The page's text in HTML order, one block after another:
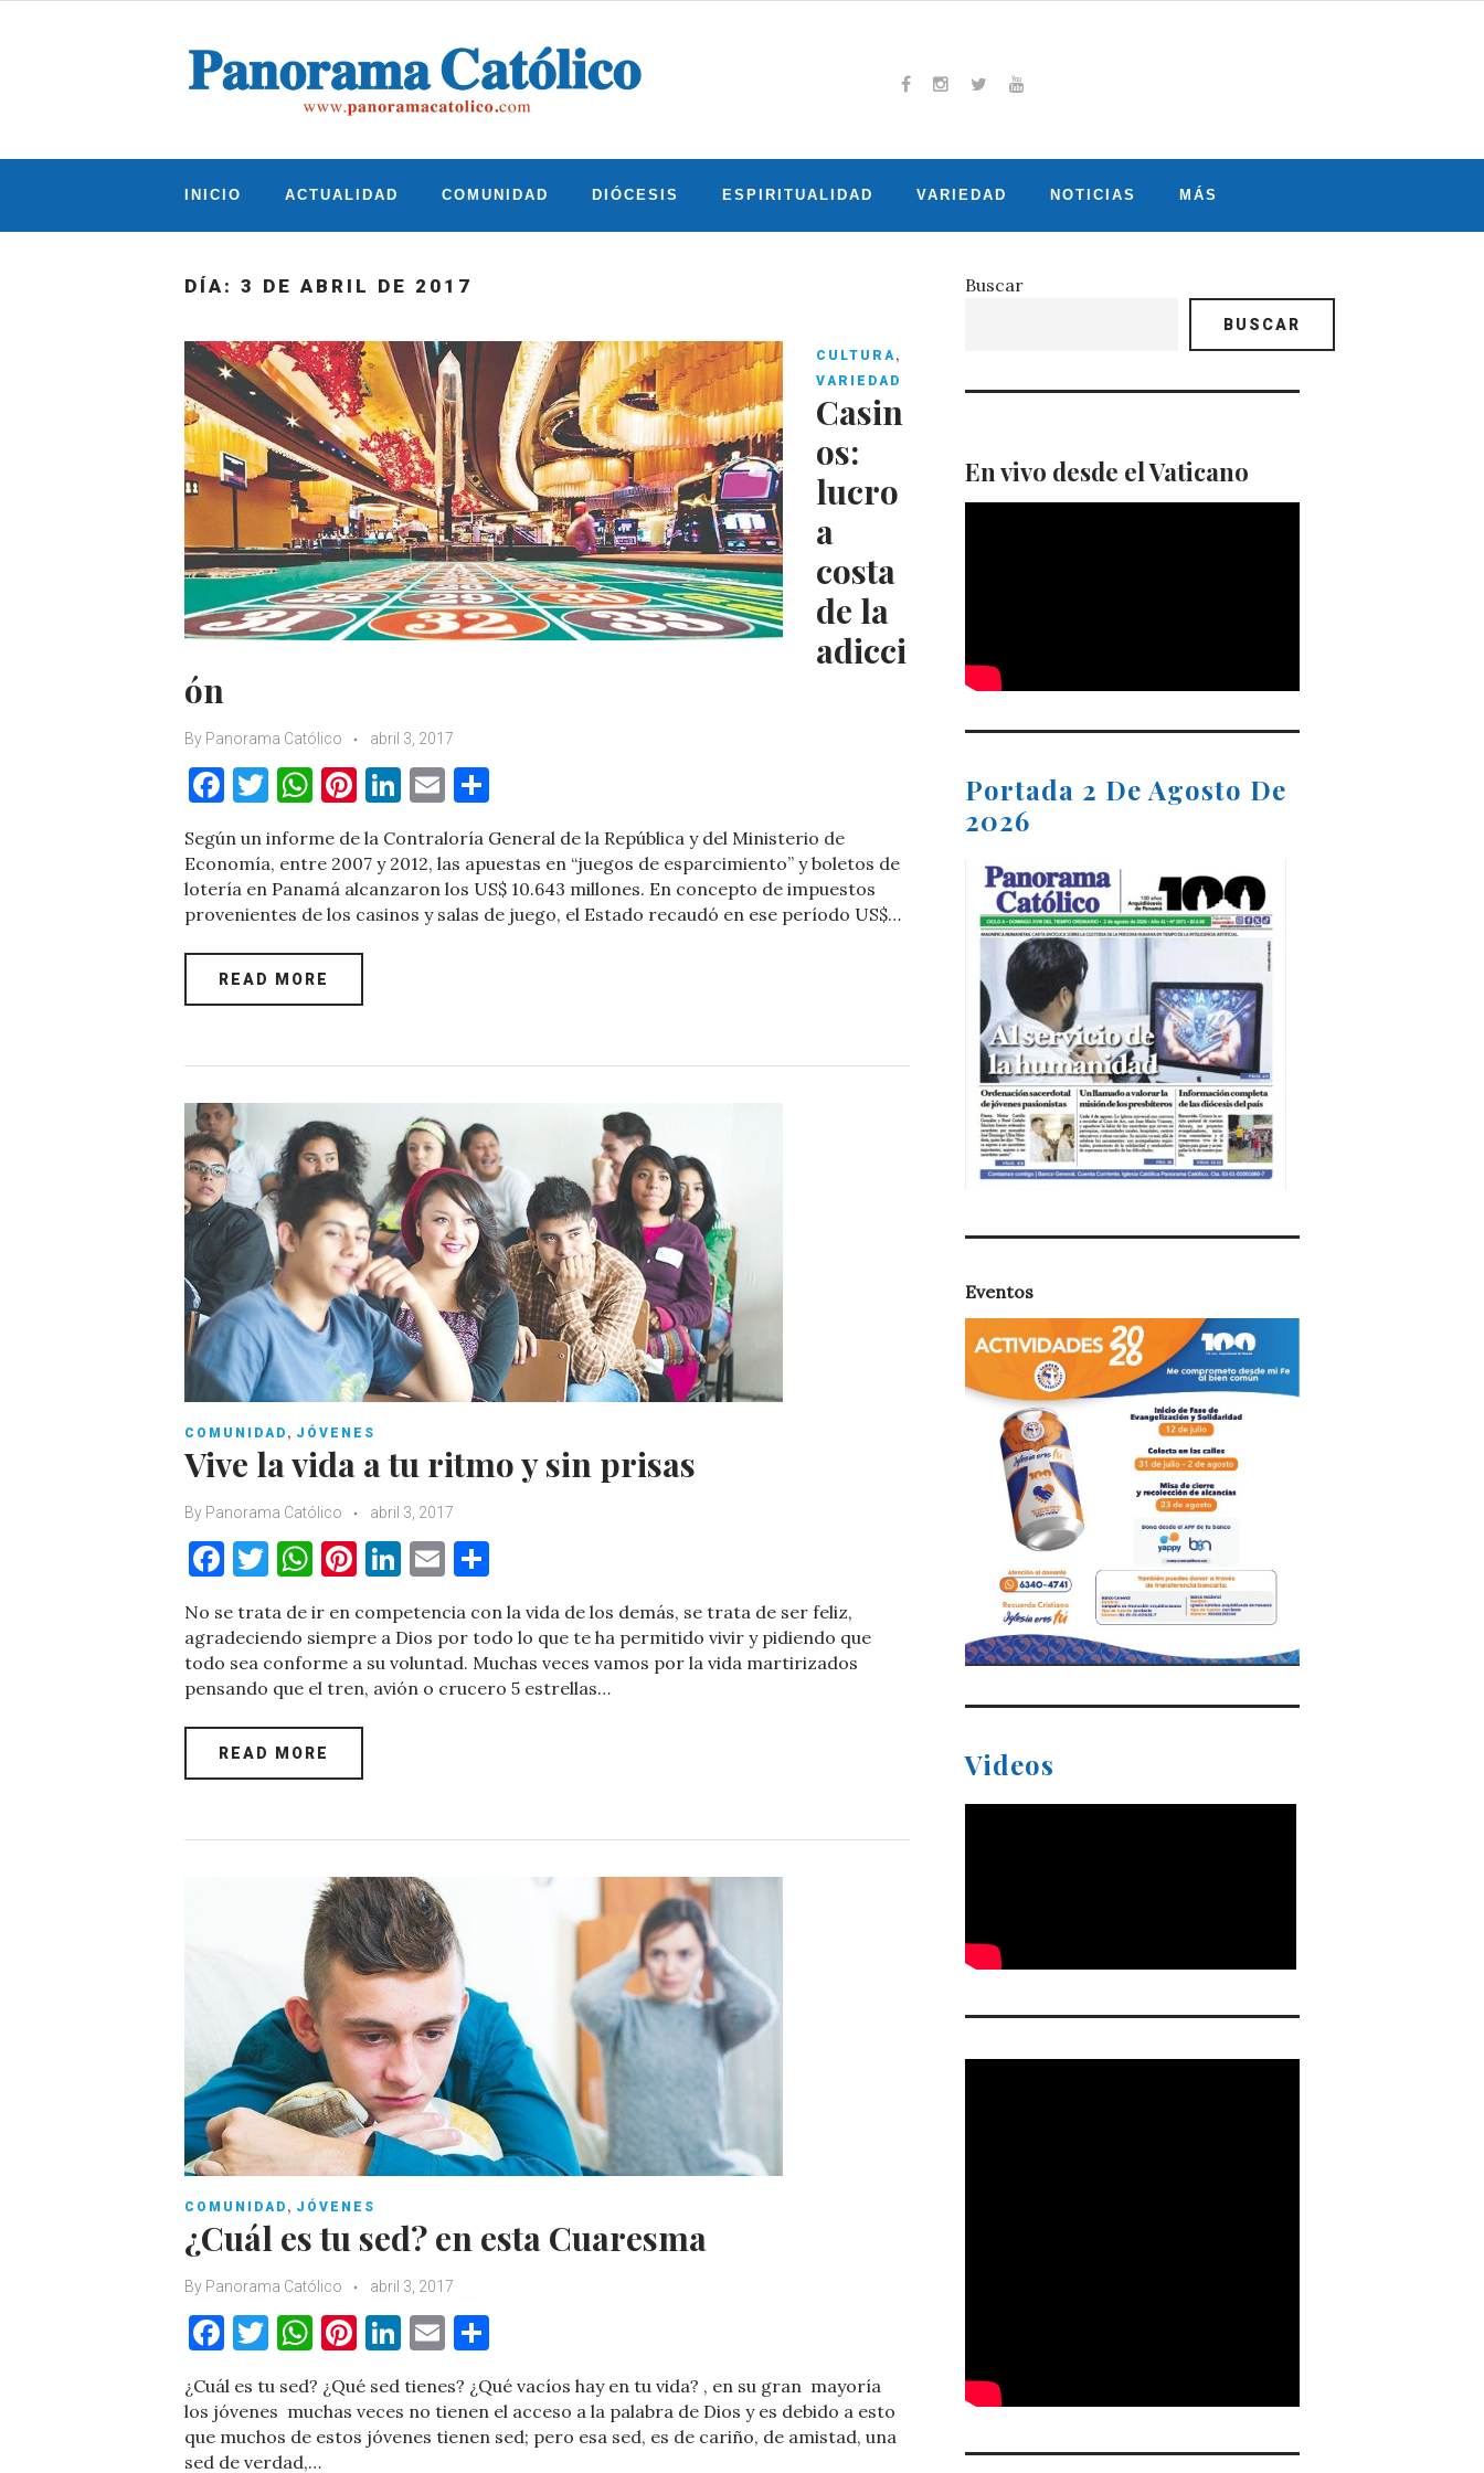
INICIO ACTUALIDAD COMUNIDAD DIÓCESIS ESPIRITUALIDAD VARIEDAD NOTICIAS MÁS
DÍA: 3 DE ABRIL DE 2017
CULTURA,
VARIEDAD
Casin
os:
lucro
a
costa
de la
adicci
ón
By Panorama Católico abril 3, 2017
F
c
e
b
o
o
T
w
it
te
r
W
at
s
A
p
p
Pi
nt
er
es
t
Li
k
e
dI
E
m
ai
l
o
m
p
ar
Según un informe de la Contraloría General de la República y del Ministerio de
Economía, entre 2007 y 2012, las apuestas en “juegos de esparcimiento” y boletos de
lotería en Panamá alcanzaron los US$ 10.643 millones. En concepto de impuestos
provenientes de los casinos y salas de juego, el Estado recaudó en ese período US$…
READ MORE
COMUNIDAD , JÓVENES
Vive la vida a tu ritmo y sin prisas
By Panorama Católico abril 3, 2017
F
c
e
b
o
o
T
w
it
te
r
W
h
at
s
A
p
p
Pi
er
es
t
Li
k
e
dI
E
m
ai
l
o
m
p
ar
No se trata de ir en competencia con la vida de los demás, se trata de ser feliz,
agradeciendo siempre a Dios por todo lo que te ha permitido vivir y pidiendo que
todo sea conforme a su voluntad. Muchas veces vamos por la vida martirizados
pensando que el tren, avión o crucero 5 estrellas…
READ MORE
COMUNIDAD , JÓVENES
¿Cuál es tu sed? en esta Cuaresma
By Panorama Católico abril 3, 2017
F
a
c
e
T
it
te
W
h
at
s
Pi
nt
er
es
Li
n
k
e
E
m
ai
l
o
m
p
¿Cuál es tu sed? ¿Qué sed tienes? ¿Qué vacíos hay en tu vida? , en su gran mayoría
los jóvenes muchas veces no tienen el acceso a la palabra de Dios y es debido a esto
que muchos de estos jóvenes tienen sed; pero esa sed, es de cariño, de amistad, una
sed de verdad,…
Buscar
BUSCAR
En vivo desde el Vaticano
Portada 2 De Agosto De
2026
Eventos
Videos